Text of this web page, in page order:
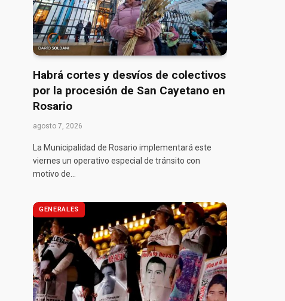
Habrá cortes y desvíos de colectivos
por la procesión de San Cayetano en
Rosario
agosto 7, 2026
La Municipalidad de Rosario implementará este
viernes un operativo especial de tránsito con
motivo de…
GENERALES